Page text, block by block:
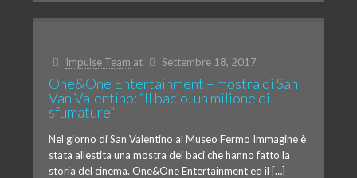
Impulse Team at Settembre 18, 2017
One&One Entertainment – mostra di San
Van Valentino: “Il bacio, un milione di
sfumature”
Nel giorno di San Valentino al Museo Fermo Immagine è
stata allestita una mostra dei baci che hanno fatto la
storia del cinema. One&One Entertainment ed il […]